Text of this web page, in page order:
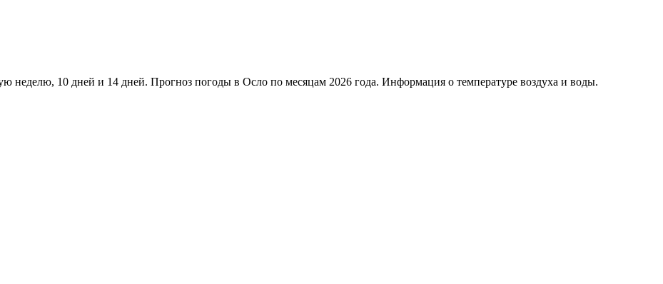
10 дней и 14 дней. Прогноз погоды в Осло по месяцам 2026 года. Информация о температуре воздуха и воды.